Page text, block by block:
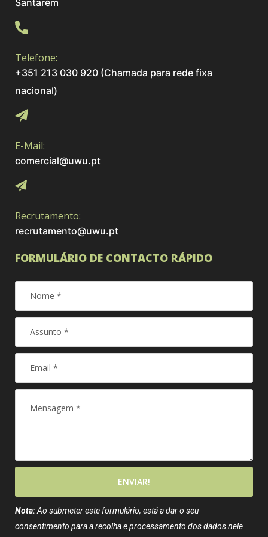
Santarém
Telefone:
+351 213 030 920 (Chamada para rede fixa
nacional)
E-Mail:
comercial@uwu.pt
Recrutamento:
recrutamento@uwu.pt
FORMULÁRIO DE CONTACTO RÁPIDO
ENVIAR!
Nota:Ao submeter este formulário, está a dar o seu
consentimento para a recolha e processamento dos dados nele